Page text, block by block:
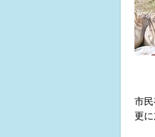
市
更